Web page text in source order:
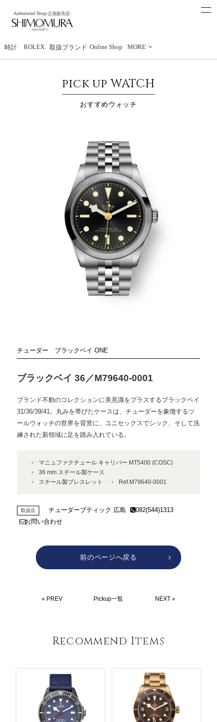
Authorized Shop-正規販売店-
時計 ROLEX 取扱ブランド Online Shop MORE
pick up WATCH
おすすめウォッチ
チューダー ブラックベイ ONE
ブラックベイ 36／M79640-0001
ブランド不動のコレクションに美意識をプラスするブラックベイ
31/36/39/41。丸みを帯びたケースは、チューダーを象徴するツ
ールウォッチの世界を背景に、ユニセックスでシック、そして洗
練された新領域に足を踏み入れている。
マニュファクチュール キャリバー MT5400 (COSC)
36 mm スチール製ケース
スチール製ブレスレット
Ref.M79640-0001
取扱店 チューダーブティック 広島
082(544)1313
お問い合わせ
前のページへ戻る
« PREV Pickup一覧 NEXT »
Recommend Items
t
a